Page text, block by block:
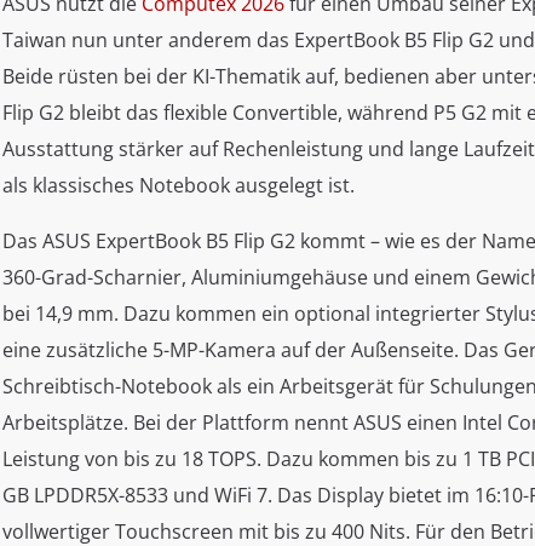
Taiwan nun unter anderem das ExpertBook B5 Flip G2
Beide rüsten bei der KI-Thematik auf, bedienen aber
Flip G2 bleibt das flexible Convertible, während P5 G2
Ausstattung stärker auf Rechenleistung und lange
als klassisches Notebook ausgelegt ist.
Das ASUS ExpertBook B5 Flip G2 kommt – wie es der
360-Grad-Scharnier, Aluminiumgehäuse und einem
bei 14,9 mm. Dazu kommen ein optional integrierter
eine zusätzliche 5-MP-Kamera auf der Außenseite. Das
Schreibtisch-Notebook als ein Arbeitsgerät für
Arbeitsplätze. Bei der Plattform nennt ASUS einen Intel
Leistung von bis zu 18 TOPS. Dazu kommen bis zu 1 TB
GB LPDDR5X-8533 und WiFi 7. Das Display bietet im
vollwertiger Touchscreen mit bis zu 400 Nits. Für den